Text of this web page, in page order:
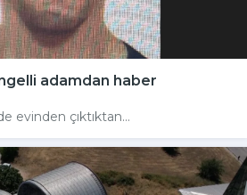
adamdan haber
evinden çıktıktan...